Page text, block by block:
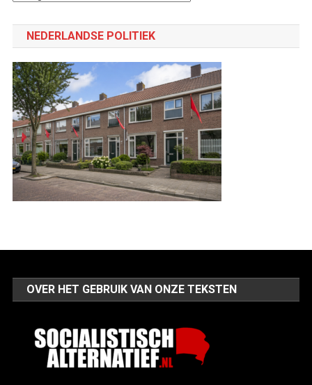
NEDERLANDSE POLITIEK
OVER HET GEBRUIK VAN ONZE TEKSTEN